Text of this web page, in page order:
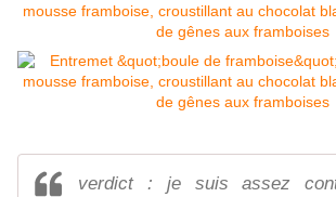
verdict : je suis assez